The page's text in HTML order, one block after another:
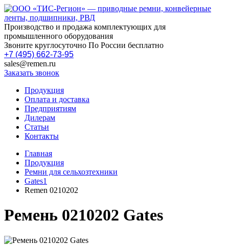
Производство и продажа комплектующих для
промышленного оборудования
Звоните круглосуточно По России бесплатно
+7 (495) 662-73-95
sales@remen.ru
Заказать звонок
Продукция
Оплата и доставка
Предприятиям
Дилерам
Статьи
Контакты
Главная
Продукция
Ремни для сельхозтехники
Gates1
Remen 0210202
Ремень 0210202 Gates